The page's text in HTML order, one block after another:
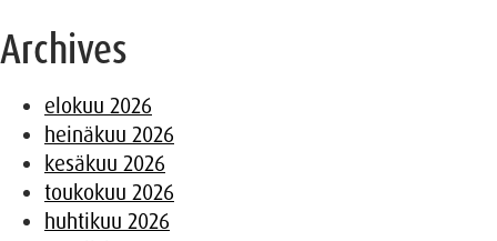
Archives
elokuu 2026
heinäkuu 2026
kesäkuu 2026
toukokuu 2026
huhtikuu 2026